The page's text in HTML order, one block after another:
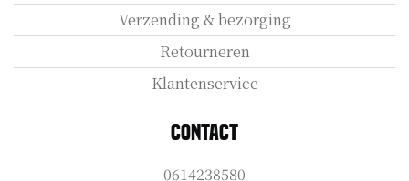
Verzending & bezorging
Retourneren
Klantenservice
Contact
0614238580